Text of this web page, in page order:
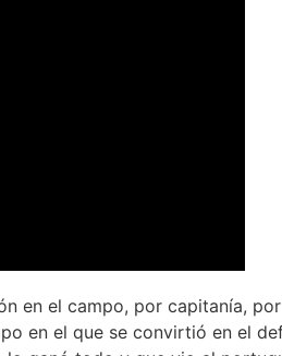
en el campo, por capitanía,
en el que se convirtió en el